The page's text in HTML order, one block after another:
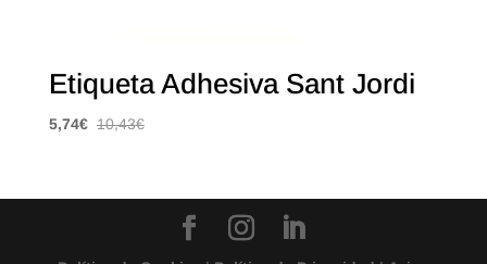
Etiqueta Adhesiva Sant Jordi
5,74€ 10,43€